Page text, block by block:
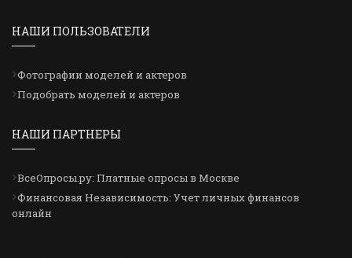
НАШИ ПОЛЬЗОВАТЕЛИ
Фотографии моделей и актеров
Подобрать моделей и актеров
НАШИ ПАРТНЕРЫ
ВсеОпросы.ру: Платные опросы в Москве
Финансовая Независимость: Учет личных финансов
онлайн